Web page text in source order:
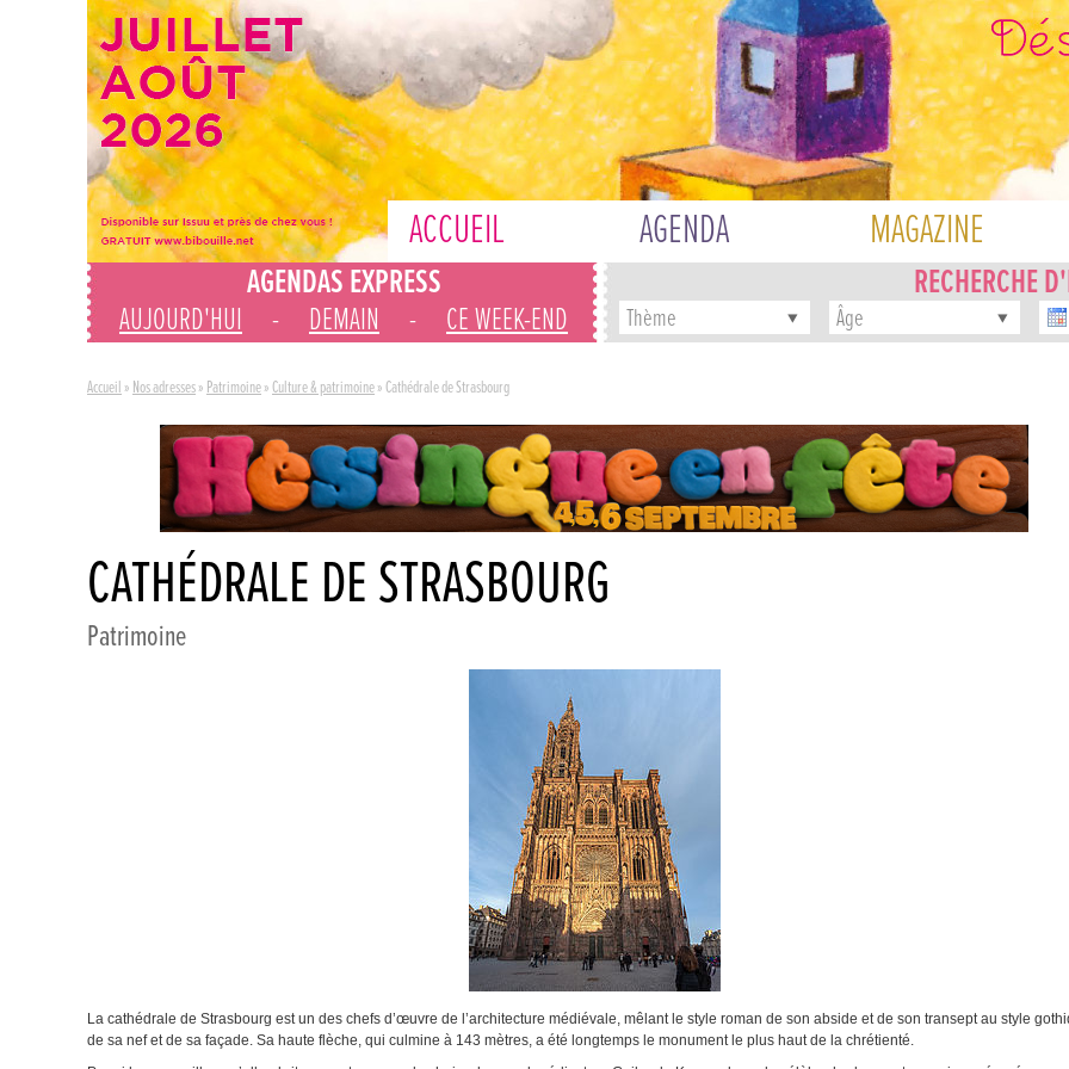
ACCUEIL AGENDA MAGAZINE
AGENDAS EXPRESS
AUJOURD'HUI - DEMAIN - CE WEEK-END
RECHERCHE
Thème Âge
Accueil » Nos adresses» Patrimoine»Culture & patrimoine»Cathédrale de Strasbourg
CATHÉDRALE DE STRASBOURG
Patrimoine
La cathédrale de Strasbourg est un des chefs d’œuvre de l’architecture médiévale, mêlant le style roman de son abside et de son transept au style
de sa nef et de sa façade. Sa haute flèche, qui culmine à 143 mètres, a été longtemps le monument le plus haut de la chrétienté.